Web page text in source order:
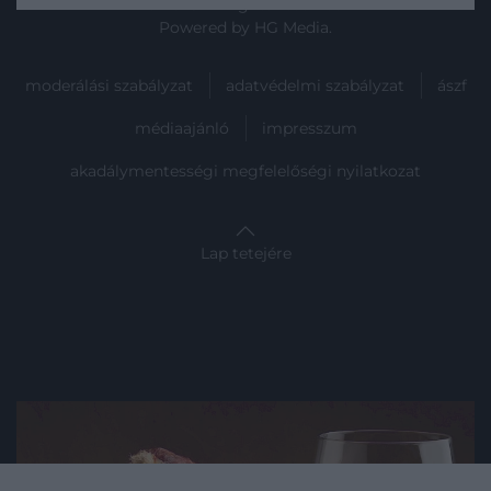
Powered by HG Media.
moderálási szabályzat adatvédelmi szabályzat ászf
médiaajánló impresszum
akadálymentességi megfelelőségi nyilatkozat
Lap tetejére